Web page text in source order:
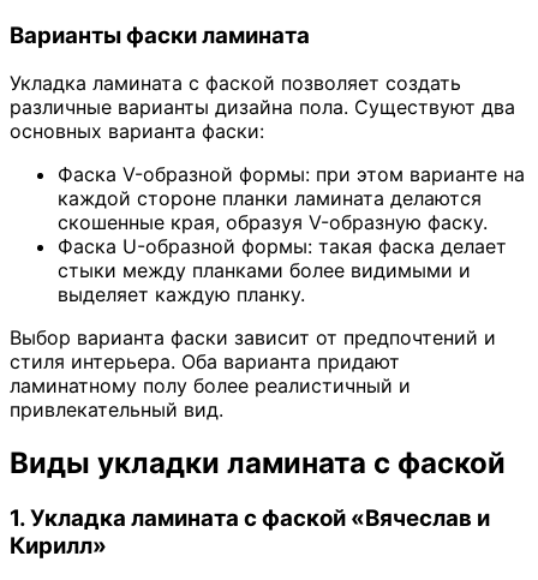
Варианты фаски ламината
Укладка ламината с фаской позволяет создать
различные варианты дизайна пола. Существуют два
основных варианта фаски:
Фаска V-образной формы: при этом варианте на
каждой стороне планки ламината делаются
скошенные края, образуя V-образную фаску.
Фаска U-образной формы: такая фаска делает
стыки между планками более видимыми и
выделяет каждую планку.
Выбор варианта фаски зависит от предпочтений и
стиля интерьера. Оба варианта придают
ламинатному полу более реалистичный и
привлекательный вид.
Виды укладки ламината с фаской
1. Укладка ламината с фаской «Вячеслав и
Кирилл»